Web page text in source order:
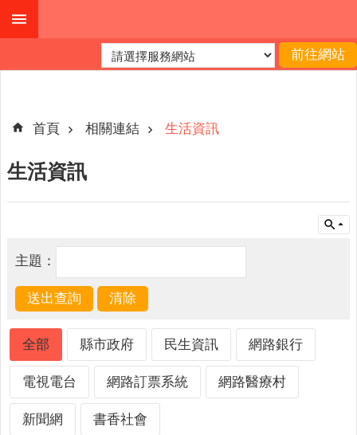
跳到主要內容區塊
階
公
布
關
於
我
們
查
詢
系
統
便
首頁 相關連結 生活資訊
生活資訊
主題：
全部 縣市政府 民生資訊 網路銀行
電視電台 網路訂票系統 網路醫療村
新聞網 書香社會